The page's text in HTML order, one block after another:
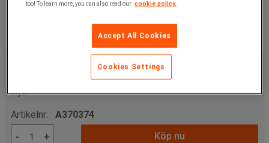
exkl. moms
styck
Artikelnr: A370374
-
+ Köp nu
too! To learn more, you can also read our cookie policy.
Accept All Cookies
Cookies Settings